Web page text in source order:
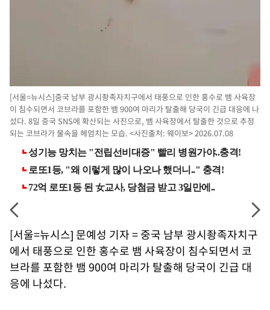
[서울=뉴시스]중국 남부 광시좡족자치구에서 태풍으로 인한 홍수로 뱀 사육장
이 침수되면서 코브라를 포함한 뱀 900여 마리가 탈출해 당국이 긴급 대응에 나
섰다. 8일 중국 SNS에 확산되는 사진으로, 뱀 사육장에서 탈출한 것으로 추정
되는 코브라가 물속을 헤엄치는 모습. <사진출처: 웨이보> 2026.07.08
[서울=뉴시스] 문예성 기자 = 중국 남부 광시좡족자치구
에서 태풍으로 인한 홍수로 뱀 사육장이 침수되면서 코
브라를 포함한 뱀 900여 마리가 탈출해 당국이 긴급 대
응에 나섰다.